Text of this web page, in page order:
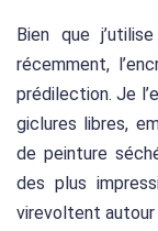
Bien que
récemment,
prédilection. Je
giclures libres,
de peinture
des plus
virevoltent